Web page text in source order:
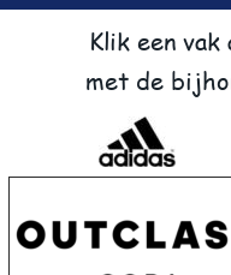
Klik een vak
met de